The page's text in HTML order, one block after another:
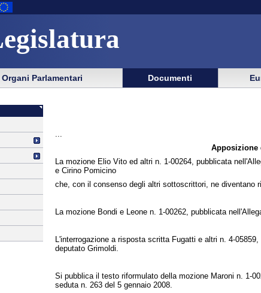
Organi Parlamentari Documenti
Apposizione
La mozione Elio Vito ed altri n. 1-00264, pubblicata
e Cirino Pomicino
che, con il consenso degli altri sottoscrittori, ne diventano
La mozione Bondi e Leone n. 1-00262, pubblicata
L'interrogazione a risposta scritta Fugatti e altri n. 4-
deputato Grimoldi.
Si pubblica il testo riformulato della mozione Maroni n. 1-
seduta n. 263 del 5 gennaio 2008.